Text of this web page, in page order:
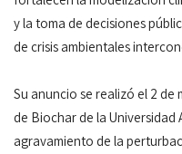
y la toma de decisiones
de crisis ambientales
Su anuncio se realizó el 2
de Biochar de la Universidad
agravamiento de la